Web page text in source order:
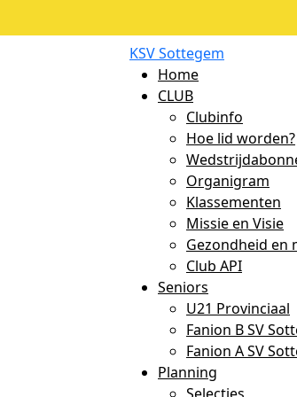
KSV Sottegem
Home
CLUB
Clubinfo
Hoe lid worden?
Organigram
Klassementen
Missie en Visie
Gezondheid en
Club API
Seniors
U21 Provinciaal
Fanion B SV
Fanion A SV
Planning